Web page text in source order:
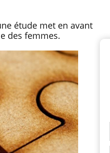
étude met en avant
des femmes.